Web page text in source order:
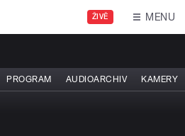
ŽIVĚ MENU
PROGRAM AUDIOARCHIV KAMERY